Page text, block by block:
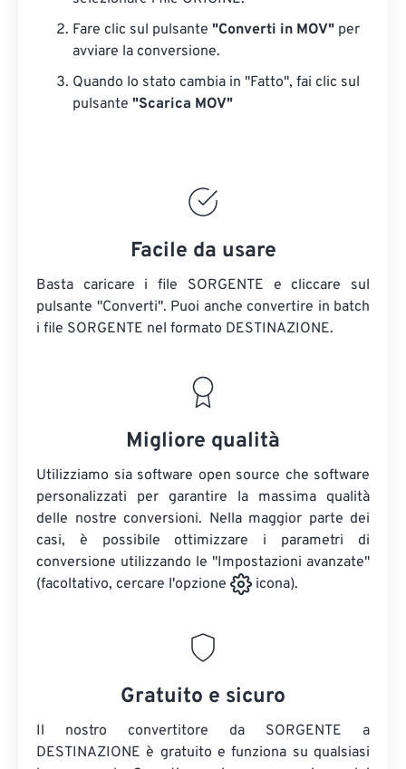
Fare clic sul pulsante "Converti in MOV" per
avviare la conversione.
Quando lo stato cambia in "Fatto", fai clic sul
pulsante "Scarica MOV"
Facile da usare
Basta caricare i file SORGENTE e cliccare sul
pulsante "Converti". Puoi anche convertire in batch
i file SORGENTE nel formato DESTINAZIONE.
Migliore qualità
Utilizziamo sia software open source che software
personalizzati per garantire la massima qualità
delle nostre conversioni. Nella maggior parte dei
casi, è possibile ottimizzare i parametri di
conversione utilizzando le "Impostazioni avanzate"
(facoltativo, cercare l'opzione
icona).
Gratuito e sicuro
Il nostro convertitore da SORGENTE a
DESTINAZIONE è gratuito e funziona su qualsiasi